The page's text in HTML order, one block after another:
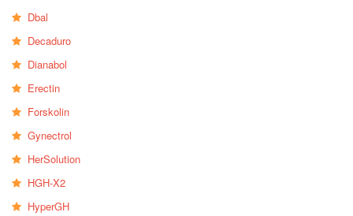
Dbal
Decaduro
Dianabol
Erectin
Forskolin
Gynectrol
HerSolution
HGH-X2
HyperGH